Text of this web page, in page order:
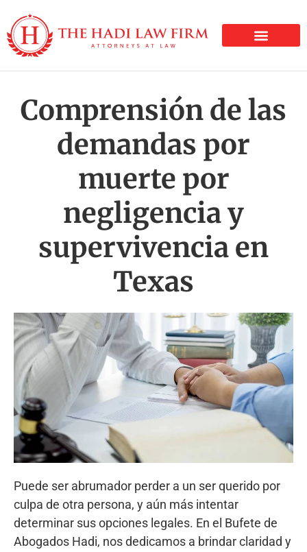
Comprensión de las
demandas por
muerte por
negligencia y
supervivencia en
Texas
Puede ser abrumador perder a un ser querido por
culpa de otra persona, y aún más intentar
determinar sus opciones legales. En el Bufete de
Abogados Hadi, nos dedicamos a brindar claridad y